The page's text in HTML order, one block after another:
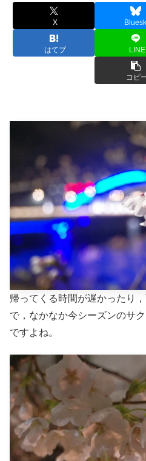
X
はてブ LINE
コピ
帰ってくる時間が遅かったり
で，なかなか今シーズンのサ
ですよね。